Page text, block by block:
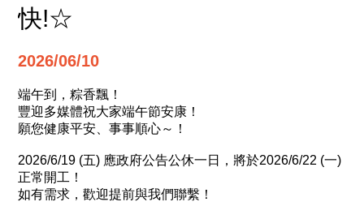
快!☆
2026/06/10
端午到，粽香飄！
豐迎多媒體祝大家端午節安康！
願您健康平安、事事順心～！
2026/6/19 (五) 應政府公告公休一日，將於2026/6/22 (一)
正常開工！
如有需求，歡迎提前與我們聯繫！